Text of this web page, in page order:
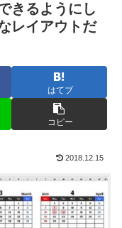
きるようにし
レイアウトだ
はてブ
コピー
2018.12.15